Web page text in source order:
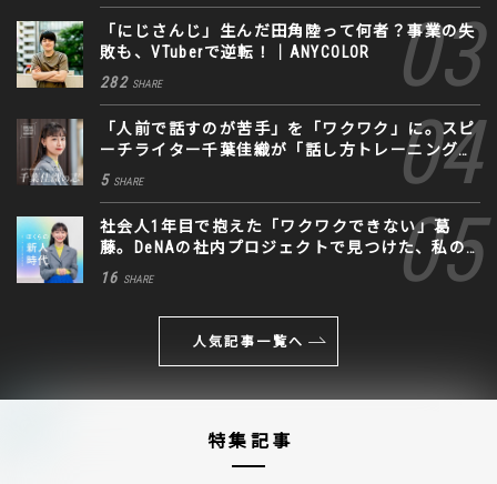
「にじさんじ」生んだ田角陸って何者？事業の失
敗も、VTuberで逆転！｜ANYCOLOR
282 SHARE
「人前で話すのが苦手」を「ワクワク」に。スピ
ーチライター千葉佳織が「話し方トレーニング」
に込めた思い
5 SHARE
社会人1年目で抱えた「ワクワクできない」葛
藤。DeNAの社内プロジェクトで見つけた、私の
生きる道
16 SHARE
人気記事一覧へ
特集記事